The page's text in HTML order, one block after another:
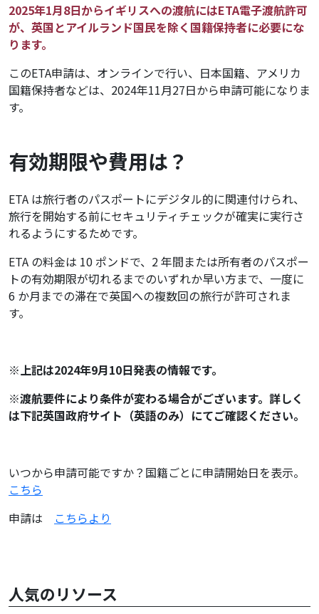
2025年1月8日からイギリスへの渡航にはETA電子渡航許可
が、英国とアイルランド国民を除く国籍保持者に必要にな
ります。
このETA申請は、オンラインで行い、日本国籍、アメリカ
国籍保持者などは、2024年11月27日から申請可能になりま
す。
有効期限や費用は？
ETA は旅行者のパスポートにデジタル的に関連付けられ、
旅行を開始する前にセキュリティチェックが確実に実行さ
れるようにするためです。
ETA の料金は 10 ポンドで、2 年間または所有者のパスポー
トの有効期限が切れるまでのいずれか早い方まで、一度に
6 か月までの滞在で英国への複数回の旅行が許可されま
す。
※上記は2024年9月10日発表の情報です。
※渡航要件により条件が変わる場合がございます。詳しく
は下記英国政府サイト（英語のみ）にてご確認ください。
いつから申請可能ですか？国籍ごとに申請開始日を表示。
こちら
申請は こちらより
人気のリソース